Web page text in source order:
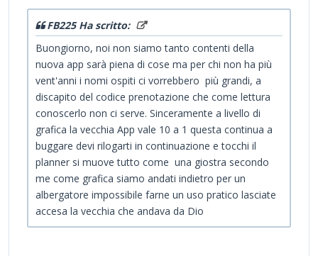
FB225 Ha scritto:
Buongiorno, noi non siamo tanto contenti della
nuova app sarà piena di cose ma per chi non ha più
vent'anni i nomi ospiti ci vorrebbero più grandi, a
discapito del codice prenotazione che come lettura
conoscerlo non ci serve. Sinceramente a livello di
grafica la vecchia App vale 10 a 1 questa continua a
buggare devi rilogarti in continuazione e tocchi il
planner si muove tutto come una giostra secondo
me come grafica siamo andati indietro per un
albergatore impossibile farne un uso pratico lasciate
accesa la vecchia che andava da Dio